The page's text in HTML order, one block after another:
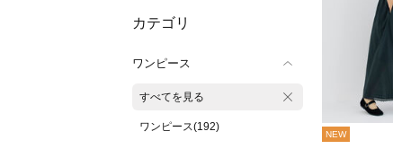
カテゴリ
ワンピース
すべてを見る
ワンピース(192)
NEW